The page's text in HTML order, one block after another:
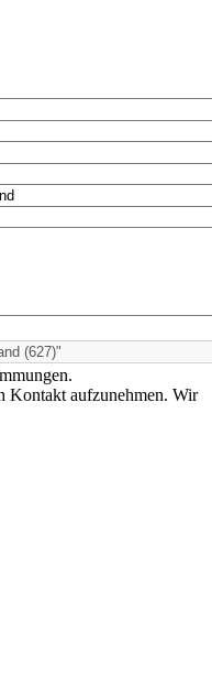
Kontakt aufzunehmen. Wir